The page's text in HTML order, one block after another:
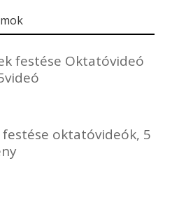
festése Oktatóvideó
oktatóvideók, 5